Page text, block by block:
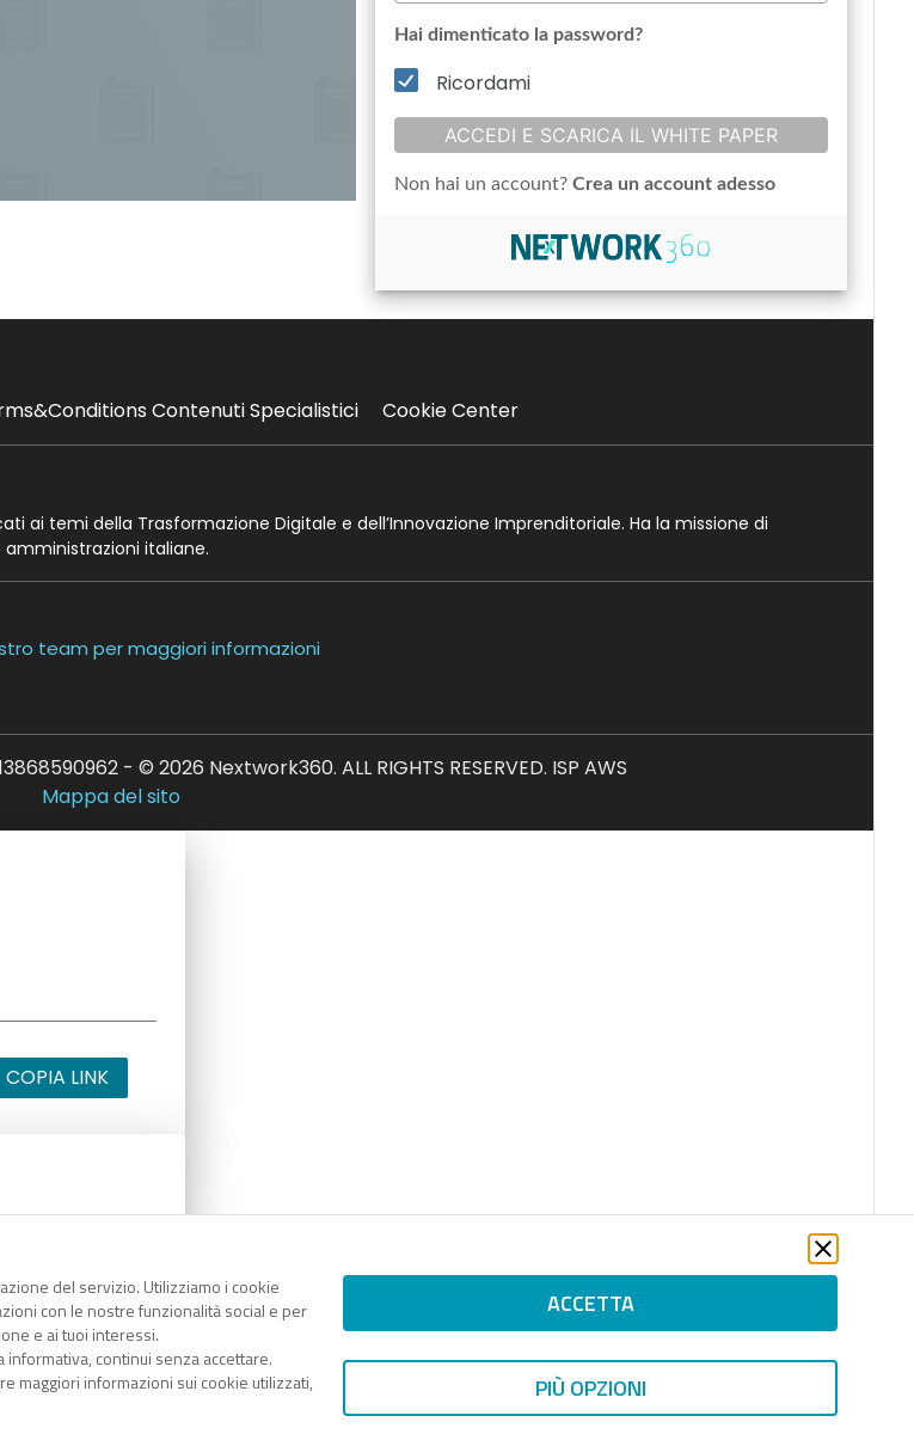
Hai dimenticato la password?
Ricordami
ACCEDI E SCARICA IL WHITE PAPER
Non hai un account?Crea un account adesso
del servizio. Utilizziamo i cookie
con le nostre funzionalità social e per
e ai tuoi interessi.
informativa, continui senza accettare.
maggiori informazioni sui cookie utilizzati,
ACCETTA
PIÙ OPZIONI
Contenuti Specialistici Cookie Center
ai temi della Trasformazione Digitale e dell’Innovazione Imprenditoriale. Ha la missione di
italiane.
team per maggiori informazioni
- © 2026 Nextwork360. ALL RIGHTS RESERVED. ISP AWS
Mappa del sito
COPIA LINK
COPIA LINK